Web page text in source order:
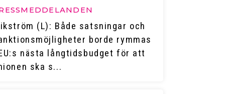
(L): Både satsningar och
borde rymmas
nästa långtidsbudget för att
ska s...